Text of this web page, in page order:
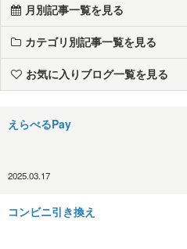
月別記事一覧を見る
カテゴリ別記事一覧を見る
お気に入りブログ一覧を見る
えらべるPay
2025.03.17
コンビニ引き換え